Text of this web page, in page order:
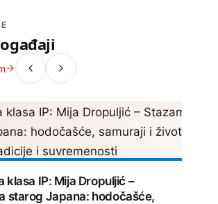
klasa IP: Mija Dropuljić –
starog Japana: hodočašće,